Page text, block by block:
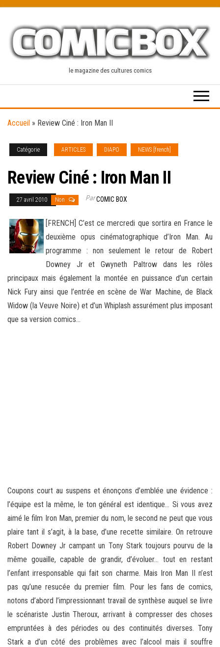
content
le magazine des cultures comics
Accueil » Review Ciné : Iron Man II
Catégorie ARTICLES DIAPO NEWS [french]
Review Ciné : Iron Man II
27 avril 2010 Non ParCOMIC BOX
[FRENCH] C’est ce mercredi que sortira en France le
deuxième opus cinématographique d’Iron Man. Au
programme : non seulement le retour de Robert
Downey Jr et Gwyneth Paltrow dans les rôles
principaux mais également la montée en puissance d’un certain
Nick Fury ainsi que l’entrée en scène de War Machine, de Black
Widow (la Veuve Noire) et d’un Whiplash assurément plus imposant
que sa version comics…
Coupons court au suspens et énonçons d’emblée une évidence :
l’équipe est la même, le ton général est identique… Si vous avez
aimé le film Iron Man, premier du nom, le second ne peut que vous
plaire tant il s’agit, à la base, d’une recette similaire. On retrouve
Robert Downey Jr campant un Tony Stark toujours pourvu de la
même gouaille, capable de grandir, d’évoluer… tout en restant
l’enfant irresponsable qui fait son charme. Mais Iron Man II n’est
pas qu’une resucée du premier film. Pour les fans de comics,
notons d’abord l’impressionnant travail de synthèse auquel se livre
le scénariste Justin Theroux, arrivant à compresser des choses
empruntées à des périodes ou des continuités diverses. Tony
Stark a d’un côté des problèmes avec l’alcool mais il souffre